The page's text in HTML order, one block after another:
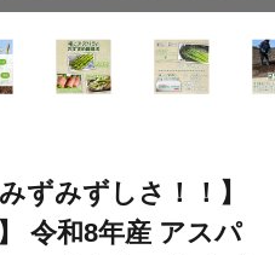
ずみずしさ！！】
令和8年産 アスパ